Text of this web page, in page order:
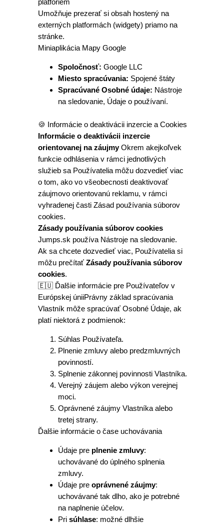
platforiem
Umožňuje prezerať si obsah hostený na
externých platformách (widgety) priamo na
stránke.
Miniaplikácia Mapy Google
Spoločnosť: Google LLC
Miesto spracúvania: Spojené štáty
Spracúvané Osobné údaje: Nástroje
na sledovanie, Údaje o používaní.
🍪 Informácie o deaktivácii inzercie a Cookies
Informácie o deaktivácii inzercie
orientovanej na záujmyOkrem akejkoľvek
funkcie odhlásenia v rámci jednotlivých
služieb sa Používatelia môžu dozvedieť viac
o tom, ako vo všeobecnosti deaktivovať
záujmovo orientovanú reklamu, v rámci
vyhradenej časti Zásad používania súborov
cookies.
Zásady používania súborov cookies
Jumps.sk používa Nástroje na sledovanie.
Ak sa chcete dozvedieť viac, Používatelia si
môžu prečítať Zásady používania súborov
cookies.
🇪🇺 Ďalšie informácie pre Používateľov v
Európskej úniiPrávny základ spracúvania
Vlastník môže spracúvať Osobné Údaje, ak
platí niektorá z podmienok:
Súhlas Používateľa.
Plnenie zmluvy alebo predzmluvných
povinností.
Splnenie zákonnej povinnosti Vlastníka.
Verejný záujem alebo výkon verejnej
moci.
Oprávnené záujmy Vlastníka alebo
tretej strany.
Ďalšie informácie o čase uchovávania
Údaje pre plnenie zmluvy:
uchovávané do úplného splnenia
zmluvy.
Údaje pre oprávnené záujmy:
uchovávané tak dlho, ako je potrebné
na naplnenie účelov.
Pri súhlase: možné dlhšie